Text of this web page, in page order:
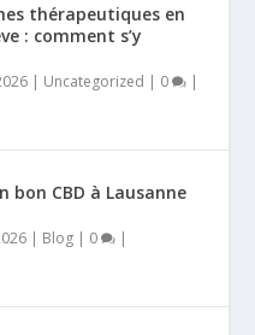
thérapeutiques en
: comment s’y
| Uncategorized | 0 |
bon CBD à Lausanne
| Blog | 0 |